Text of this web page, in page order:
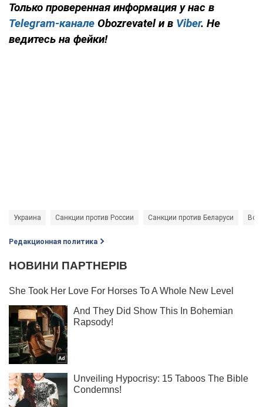
Только проверенная информация у нас в
Telegram-канале Obozrevatel и в Viber. Не
ведитесь на фейки!
Украина Санкции против России Санкции против Беларуси
Редакционная политика